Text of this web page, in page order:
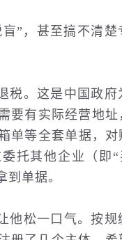
”，甚至搞不清
税。这是中国政
要有实际经营地
单等全套单据，
托其他企业（即
单据。
他松一口气。按